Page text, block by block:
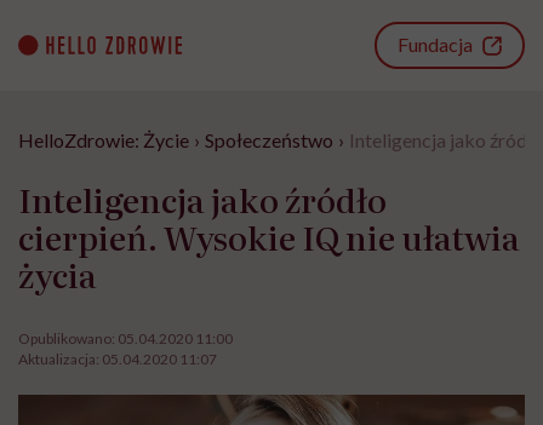
content
Fundacja
HelloZdrowie: Życie › Społeczeństwo › Inteligencja jako
Inteligencja jako źródło
cierpień. Wysokie IQ nie ułatwia
życia
Opublikowano: 05.04.2020 11:00
Aktualizacja: 05.04.2020 11:07